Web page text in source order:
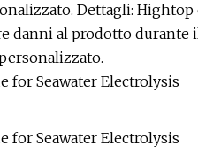
Dettagli:
danni al prodotto durante